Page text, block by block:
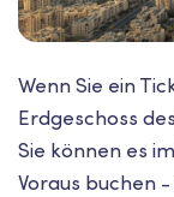
Wenn Sie ein
Erdgeschoss
Sie können es
Voraus buchen